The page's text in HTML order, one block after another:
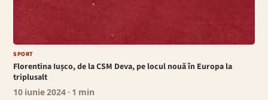
SPORT
Florentina Iușco, de la CSM Deva, pe locul nouă în Europa la
triplusalt
10 iunie 2024 · 1 min